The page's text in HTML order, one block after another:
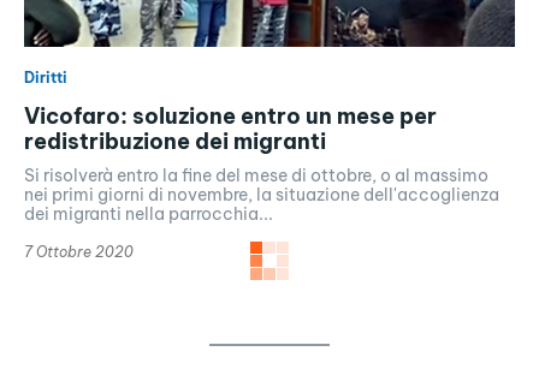
Diritti
Vicofaro: soluzione entro un mese per
redistribuzione dei migranti
Si risolverà entro la fine del mese di ottobre, o al massimo
nei primi giorni di novembre, la situazione dell'accoglienza
dei migranti nella parrocchia...
7 Ottobre 2020